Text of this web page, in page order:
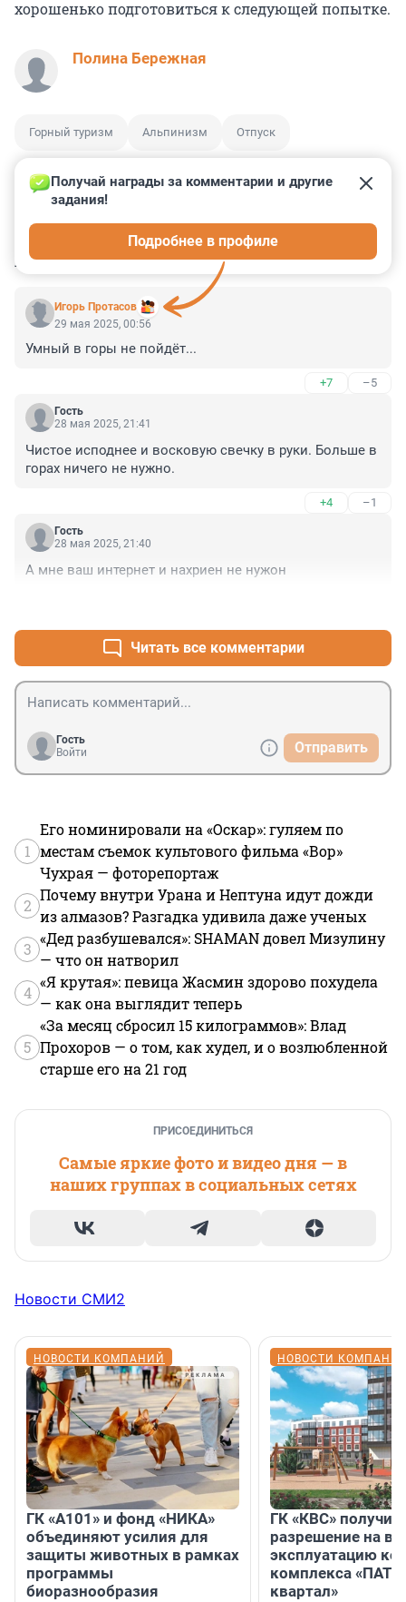
хорошенько подготовиться к следующей попытке.
Полина Бережная
Горный туризм Альпинизм Отпуск
КОММЕНТАРИИ 8
Игорь Протасов
Получай награды за комментарии и другие
задания!
Подробнее в профиле
29 мая 2025, 00:56
Умный в горы не пойдёт...
+7 –5
Гость
28 мая 2025, 21:41
Чистое исподнее и восковую свечку в руки. Больше в
горах ничего не нужно.
+4 –1
Гость
28 мая 2025, 21:40
А мне ваш интернет и нахриен не нужон
Читать все комментарии
Гость
Войти
Отправить
1
Его номинировали на «Оскар»: гуляем по
местам съемок культового фильма «Вор»
Чухрая — фоторепортаж
2
Почему внутри Урана и Нептуна идут дожди
из алмазов? Разгадка удивила даже ученых
3
«Дед разбушевался»: SHAMAN довел Мизулину
— что он натворил
4
«Я крутая»: певица Жасмин здорово похудела
— как она выглядит теперь
5
«За месяц сбросил 15 килограммов»: Влад
Прохоров — о том, как худел, и о возлюбленной
старше его на 21 год
ПРИСОЕДИНИТЬСЯ
Самые яркие фото и видео дня — в
наших группах в социальных сетях
Новости СМИ2
НОВОСТИ КОМПАНИЙ
ГК «А101» и фонд «НИКА»
объединяют усилия для
защиты животных в рамках
программы
биоразнообразия
НОВОСТИ
ГК «КВС»
разрешение на
эксплуатацию
комплекса
квартал»